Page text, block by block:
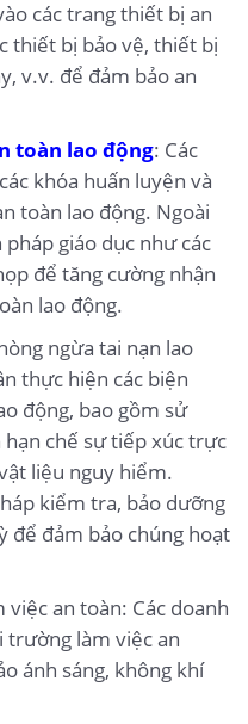
các trang thiết bị an
thiết bị bảo vệ, thiết bị
v.v. để đảm bảo an
toàn lao động: Các
khóa huấn luyện và
toàn lao động. Ngoài
giáo dục như các
để tăng cường nhận
lao động.
ngừa tai nạn lao
thực hiện các biện
động, bao gồm sử
chế sự tiếp xúc trực
liệu nguy hiểm.
kiểm tra, bảo dưỡng
để đảm bảo chúng hoạt
an toàn: Các doanh
làm việc an
ánh sáng, không khí